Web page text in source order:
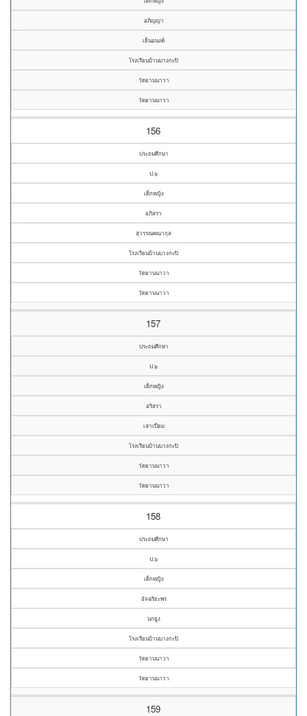
อภิญญา
เย็นอนงค์
โรงเรียนบ้านบางกะปิ
วัดยานนาวา
วัดยานนาวา
156
ประถมศึกษา
ป.๖
เด็กหญิง
อภิสรา
สุวรรณคณากุล
โรงเรียนบ้านบางกะปิ
วัดยานนาวา
วัดยานนาวา
157
ประถมศึกษา
ป.๖
เด็กหญิง
อริสรา
เล่าเปี่ยม
โรงเรียนบ้านบางกะปิ
วัดยานนาวา
วัดยานนาวา
158
ประถมศึกษา
ป.๖
เด็กหญิง
อัจฉริยะพร
นกยูง
โรงเรียนบ้านบางกะปิ
วัดยานนาวา
วัดยานนาวา
159